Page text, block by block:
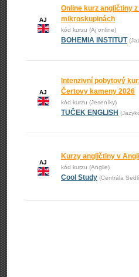
AJ
Online kurz angličtiny
mikroskupinách
kód kurzu (Aj online)
BOHEMIA INSTITUT
AJ
Intenzivní pobytový
Čertovy kameny 2026
kód kurzu (Jeseníky)
TUČEK ENGLISH
AJ
Kurzy angličtiny v
kód kurzu (Anglie)
Cool Study (Centrála